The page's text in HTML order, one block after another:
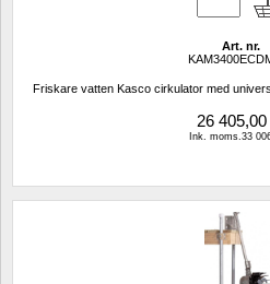
Art. nr.
Friskare vatten Kasco cirkulator med
26 405,00
Ink. moms.33